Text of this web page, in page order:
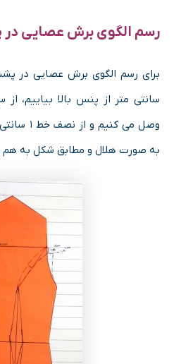
رسم الگوی برش عصایی
سانتی متر از پنس بالا بیاییم،
وصل می
به صورت هلال و مطابق شکل به